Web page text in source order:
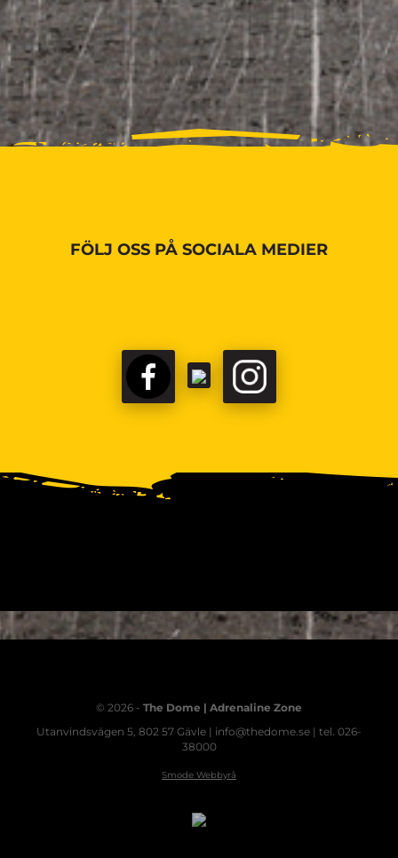
FÖLJ OSS PÅ SOCIALA MEDIER
© 2026 - The Dome | Adrenaline Zone
Utanvindsvägen 5, 802 57 Gävle | info@thedome.se | tel. 026-
38000
Smode Webbyrå